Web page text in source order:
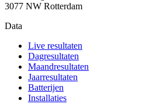
3077 NW Rotterdam
Data
Live resultaten
Dagresultaten
Maandresultaten
Jaarresultaten
Batterijen
Installaties